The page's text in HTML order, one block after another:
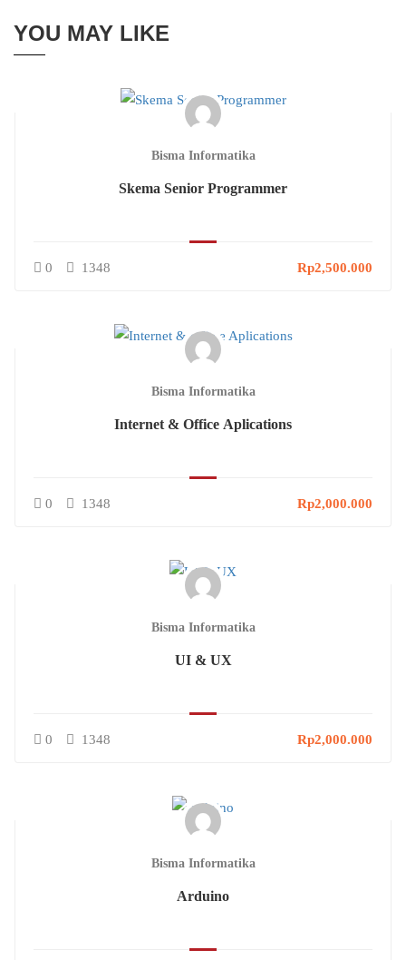
YOU MAY LIKE
Bisma Informatika
Skema Senior Programmer
0 1348 Rp2,500.000
Bisma Informatika
Internet & Office Aplications
0 1348 Rp2,000.000
Bisma Informatika
UI & UX
0 1348 Rp2,000.000
Bisma Informatika
Arduino